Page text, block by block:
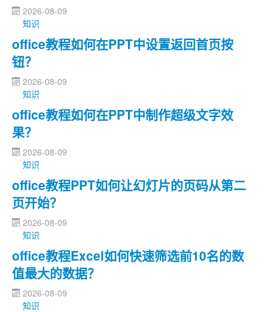
2026-08-09
知识
office教程如何在PPT中设置返回首页按
钮？
2026-08-09
知识
office教程如何在PPT中制作超级文字效
果？
2026-08-09
知识
office教程PPT如何让幻灯片的页码从第二
页开始？
2026-08-09
知识
office教程Excel如何快速筛选前10名的数
值最大的数据？
2026-08-09
知识